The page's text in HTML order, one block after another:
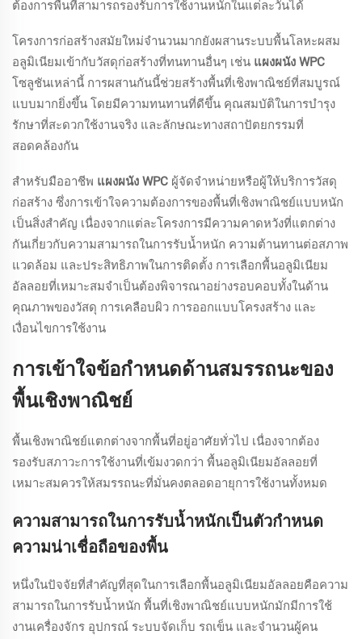
ต้องการพื้นที่สามารถรองรับการใช้งานหนักในแต่ละวันได้
โครงการก่อสร้างสมัยใหม่จำนวนมากยังผสานระบบพื้นโลหะผสม
อลูมิเนียมเข้ากับวัสดุก่อสร้างที่ทนทานอื่นๆ เช่น แผงผนัง WPC
โซลูชันเหล่านี้ การผสานกันนี้ช่วยสร้างพื้นที่เชิงพาณิชย์ที่สมบูรณ์
แบบมากยิ่งขึ้น โดยมีความทนทานที่ดีขึ้น คุณสมบัติในการบำรุง
รักษาที่สะดวกใช้งานจริง และลักษณะทางสถาปัตยกรรมที่
สอดคล้องกัน
สำหรับมืออาชีพ แผงผนัง WPC ผู้จัดจำหน่ายหรือผู้ให้บริการวัสดุ
ก่อสร้าง ซึ่งการเข้าใจความต้องการของพื้นที่เชิงพาณิชย์แบบหนัก
เป็นสิ่งสำคัญ เนื่องจากแต่ละโครงการมีความคาดหวังที่แตกต่าง
กันเกี่ยวกับความสามารถในการรับน้ำหนัก ความต้านทานต่อสภาพ
แวดล้อม และประสิทธิภาพในการติดตั้ง การเลือกพื้นอลูมิเนียม
อัลลอยที่เหมาะสมจำเป็นต้องพิจารณาอย่างรอบคอบทั้งในด้าน
คุณภาพของวัสดุ การเคลือบผิว การออกแบบโครงสร้าง และ
เงื่อนไขการใช้งาน
การเข้าใจข้อกำหนดด้านสมรรถนะของ
พื้นเชิงพาณิชย์
พื้นเชิงพาณิชย์แตกต่างจากพื้นที่อยู่อาศัยทั่วไป เนื่องจากต้อง
รองรับสภาวะการใช้งานที่เข้มงวดกว่า พื้นอลูมิเนียมอัลลอยที่
เหมาะสมควรให้สมรรถนะที่มั่นคงตลอดอายุการใช้งานทั้งหมด
ความสามารถในการรับน้ำหนักเป็นตัวกำหนด
ความน่าเชื่อถือของพื้น
หนึ่งในปัจจัยที่สำคัญที่สุดในการเลือกพื้นอลูมิเนียมอัลลอยคือความ
สามารถในการรับน้ำหนัก พื้นที่เชิงพาณิชย์แบบหนักมักมีการใช้
งานเครื่องจักร อุปกรณ์ ระบบจัดเก็บ รถเข็น และจำนวนผู้คน